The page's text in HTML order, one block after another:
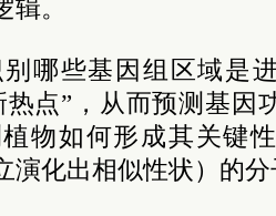
。
哪些基因组区域是
热点”，从而预测基因
物如何形成其关键
演化出相似性状）的